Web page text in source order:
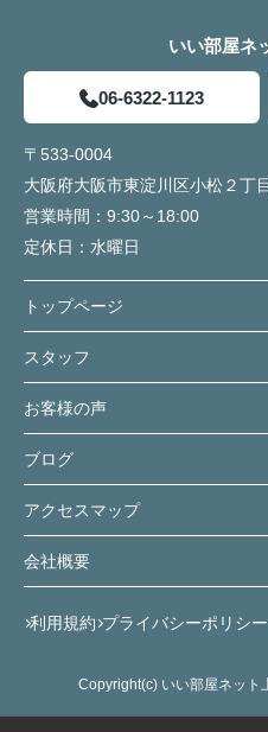
いい部屋ネ
06-6322-1123
〒533-0004
大阪府大阪市東淀川区小松２丁
営業時間： 9:30～18:00
定休日： 水曜日
トップページ
スタッフ
お客様の声
ブログ
アクセスマップ
会社概要
利用規約 プライバシーポリシー
Copyright(c) いい部屋ネット